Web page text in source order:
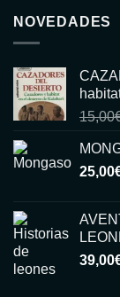
NOVEDADES
15,00
25,00
39,00